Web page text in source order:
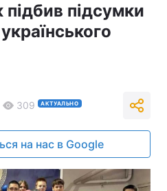
підсумки
309 АКТУАЛЬНО
на нас в Google